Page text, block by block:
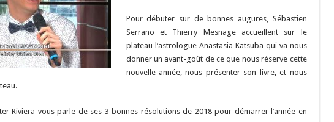
Pour débuter sur de bonnes augures, Sébastien
Serrano et Thierry Mesnage accueillent sur le
plateau l’astrologue Anastasia Katsuba qui va nous
donner un avant-goût de ce que nous réserve cette
nouvelle année, nous présenter son livre, et nous
Riviera vous parle de ses 3 bonnes résolutions de 2018 pour démarrer l’année en